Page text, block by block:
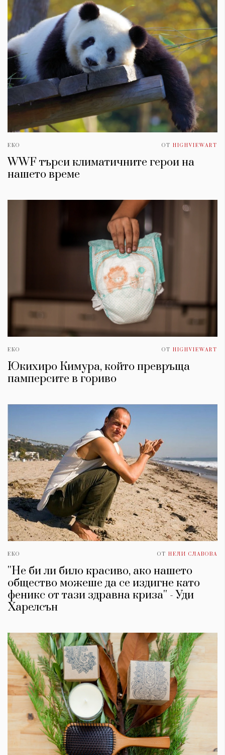
ЕКО ОТ HIGHVIEWART
WWF търси климатичните герои на
нашето време
ЕКО ОТ HIGHVIEWART
Юкихиро Кимура, който превръща
памперсите в гориво
ЕКО ОТ НЕЛИ СЛАВОВА
''Не би ли било красиво, ако нашето
общество можеше да се издигне като
феникс от тази здравна криза'' - Уди
Харелсън
КАТЕГОРИИ
Wine&Dine
Подкасти
Мода
Dialogue
Изкуство
ЗА НАС
Условия за
ползване
За нас
Реклама
Политика за